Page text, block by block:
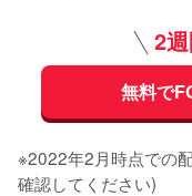
2
無料で
※2022年2月時点での
確認してください)